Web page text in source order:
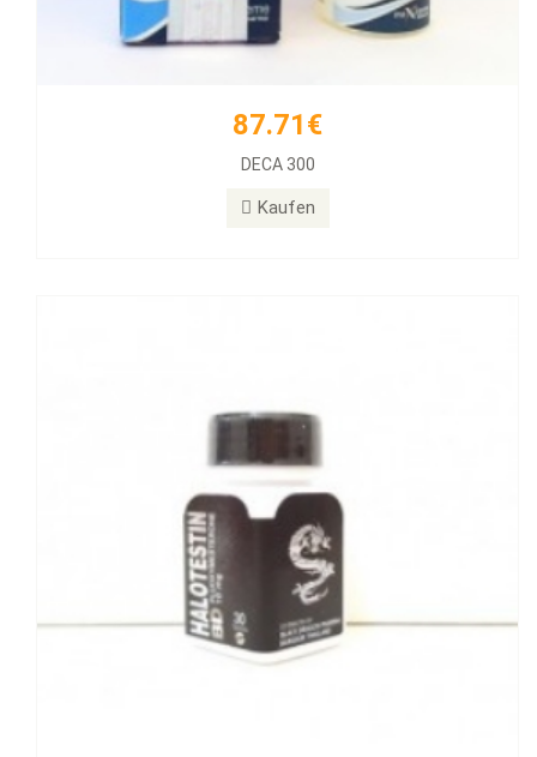
87.71€
DECA 300
Kaufen
77.39€
Halotestin BD